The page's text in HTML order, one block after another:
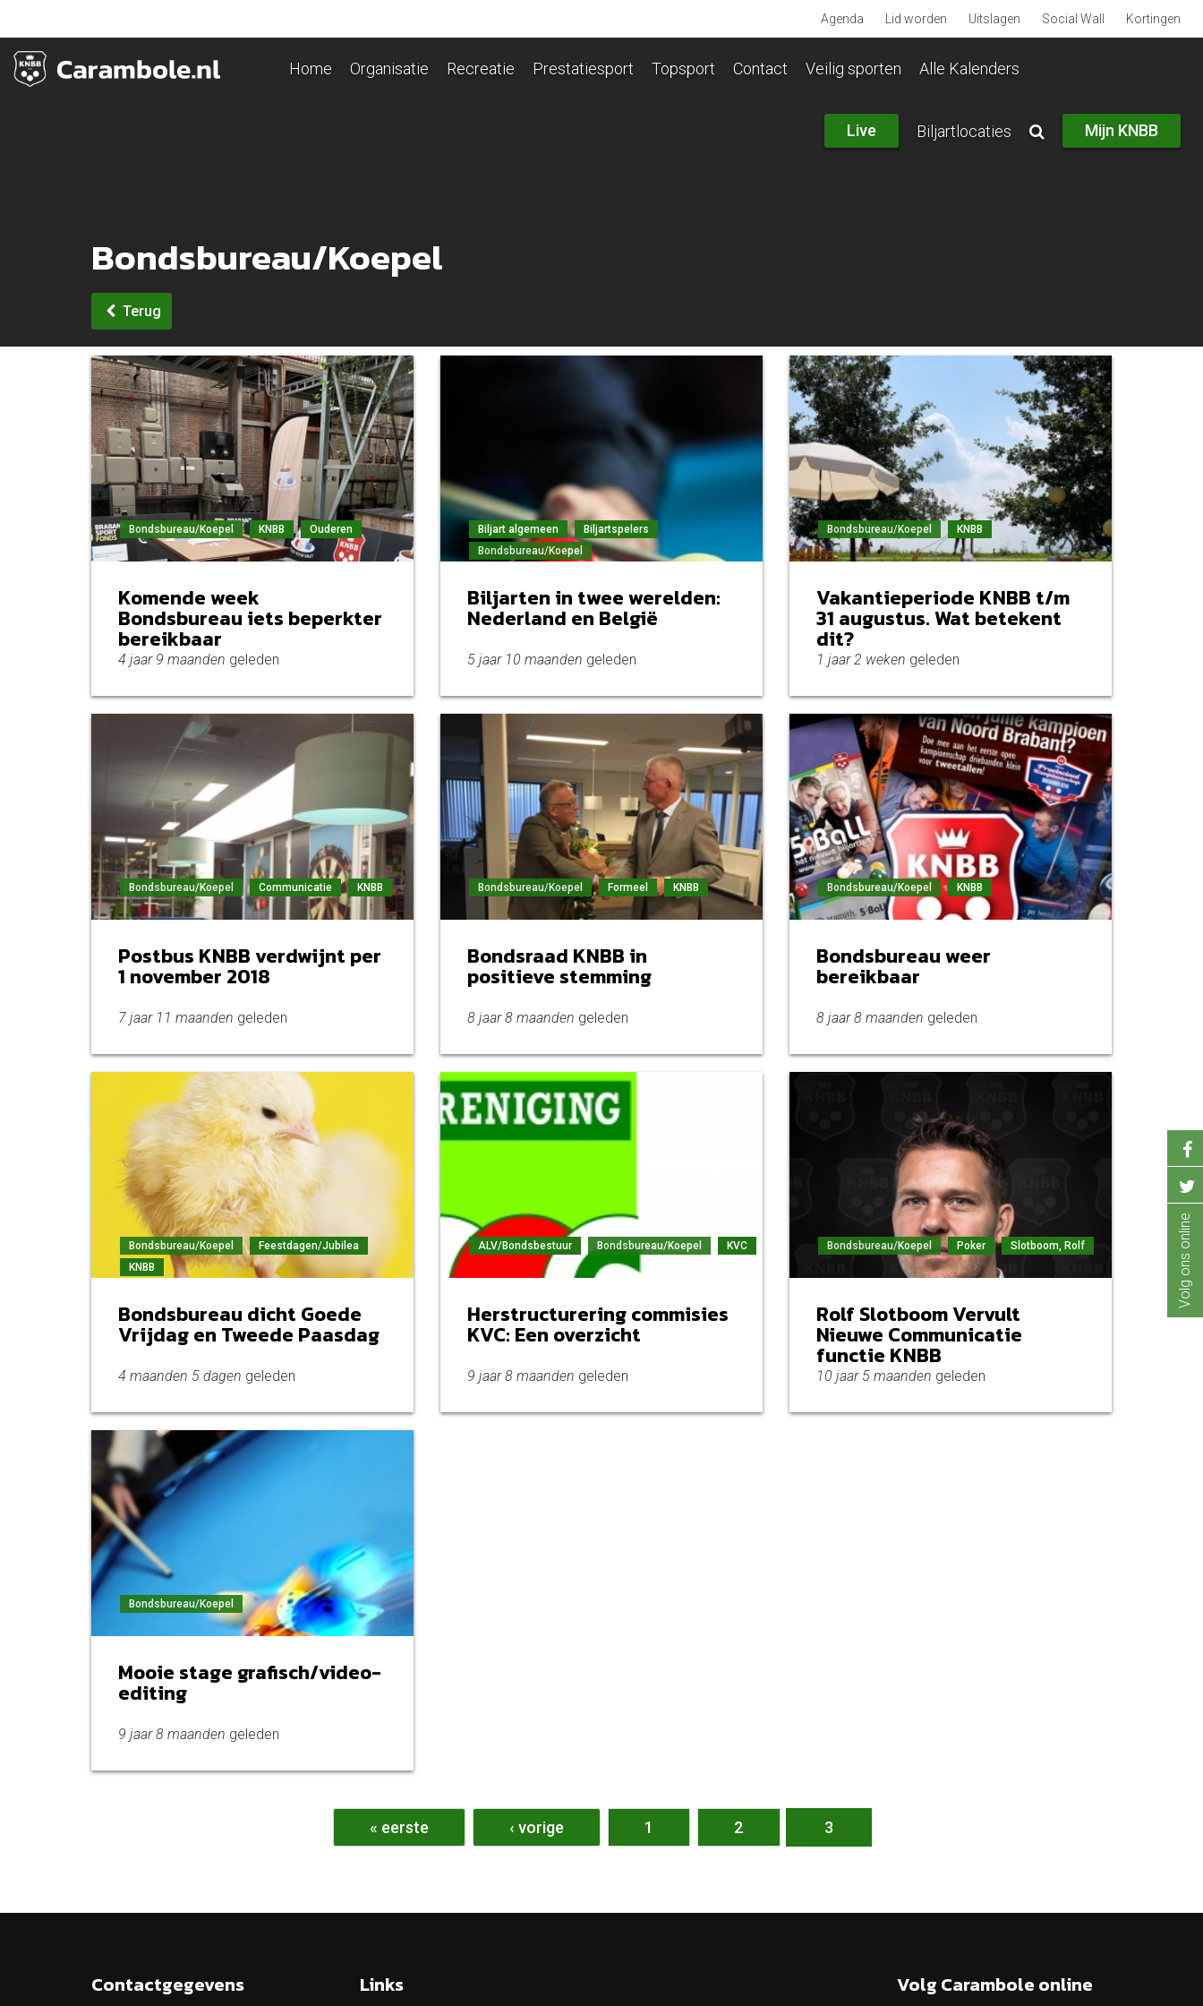
Agenda Lid worden Uitslagen Social Wall Kortingen
Home Organisatie Recreatie Prestatiesport Topsport Contact Veilig sporten Alle Kalenders
Live Biljartlocaties Mijn KNBB
Bondsbureau/Koepel
Terug
Bondsbureau/Koepel KNBB Ouderen
Komende week
Bondsbureau iets beperkter
bereikbaar
4 jaar 9 maanden geleden
Biljart algemeen
Biljartspelers
Bondsbureau/Koepel
Biljarten in twee werelden:
Nederland en België
5 jaar 10 maanden geleden
Bondsbureau/Koepel KNBB
Vakantieperiode KNBB t/m
31 augustus. Wat betekent
dit?
1 jaar 2 weken geleden
Bondsbureau/Koepel Communicatie KNBB
Postbus KNBB verdwijnt per
1 november 2018
7 jaar 11 maanden geleden
Bondsbureau/Koepel Formeel KNBB
Bondsraad KNBB in
positieve stemming
8 jaar 8 maanden geleden
Bondsbureau/Koepel KNBB
Bondsbureau weer
bereikbaar
8 jaar 8 maanden geleden
Bondsbureau/Koepel
Feestdagen/Jubilea
KNBB
Bondsbureau dicht Goede
Vrijdag en Tweede Paasdag
4 maanden 5 dagen geleden
ALV/Bondsbestuur Bondsbureau/Koepel KVC
Herstructurering commisies
KVC: Een overzicht
9 jaar 8 maanden geleden
Bondsbureau/Koepel Poker Slotboom, Rolf
Rolf Slotboom Vervult
Nieuwe Communicatie
functie KNBB
10 jaar 5 maanden geleden
Bondsbureau/Koepel
Mooie stage grafisch/video-
editing
9 jaar 8 maanden geleden
« eerste ‹ vorige 1 2 3
Volg ons online
Contactgegevens Links Volg Carambole online